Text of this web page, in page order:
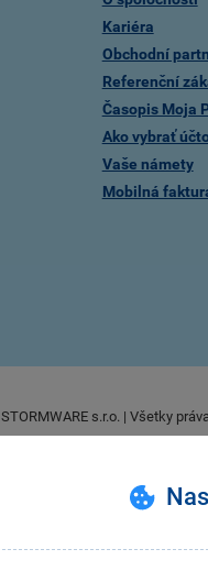
Kariéra
Obchodní
Referenční
Časopis Moja
Ako vybrať
Vaše námety
Mobilná
STORMWARE s.r.o. | Všetky